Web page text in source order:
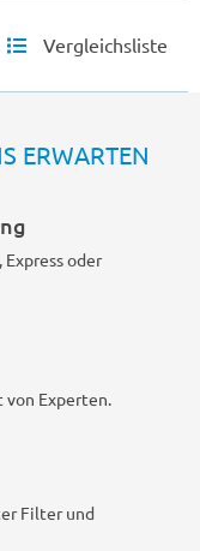
Vergleichsliste
ERWARTEN
Express oder
von Experten.
Filter und